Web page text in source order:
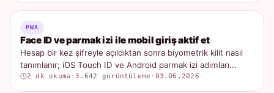
PWA
Face ID ve parmak izi ile mobil giriş aktif et
Hesap bir kez şifreyle açıldıktan sonra biyometrik kilit nasıl
tanımlanır; iOS Touch ID ve Android parmak izi adımları...
2 dk okuma ·3.642 görüntüleme · 03.06.2026